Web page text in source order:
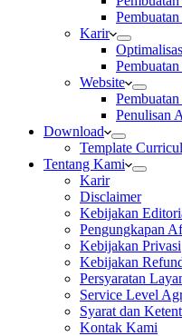
Karir
Website
Penulisan
Download
Template
Tentang Kami
Karir
Disclaimer
Kebijakan
Pengungkapan
Kebijakan Privasi
Kebijakan
Persyaratan
Service Level
Syarat dan
Kontak Kami